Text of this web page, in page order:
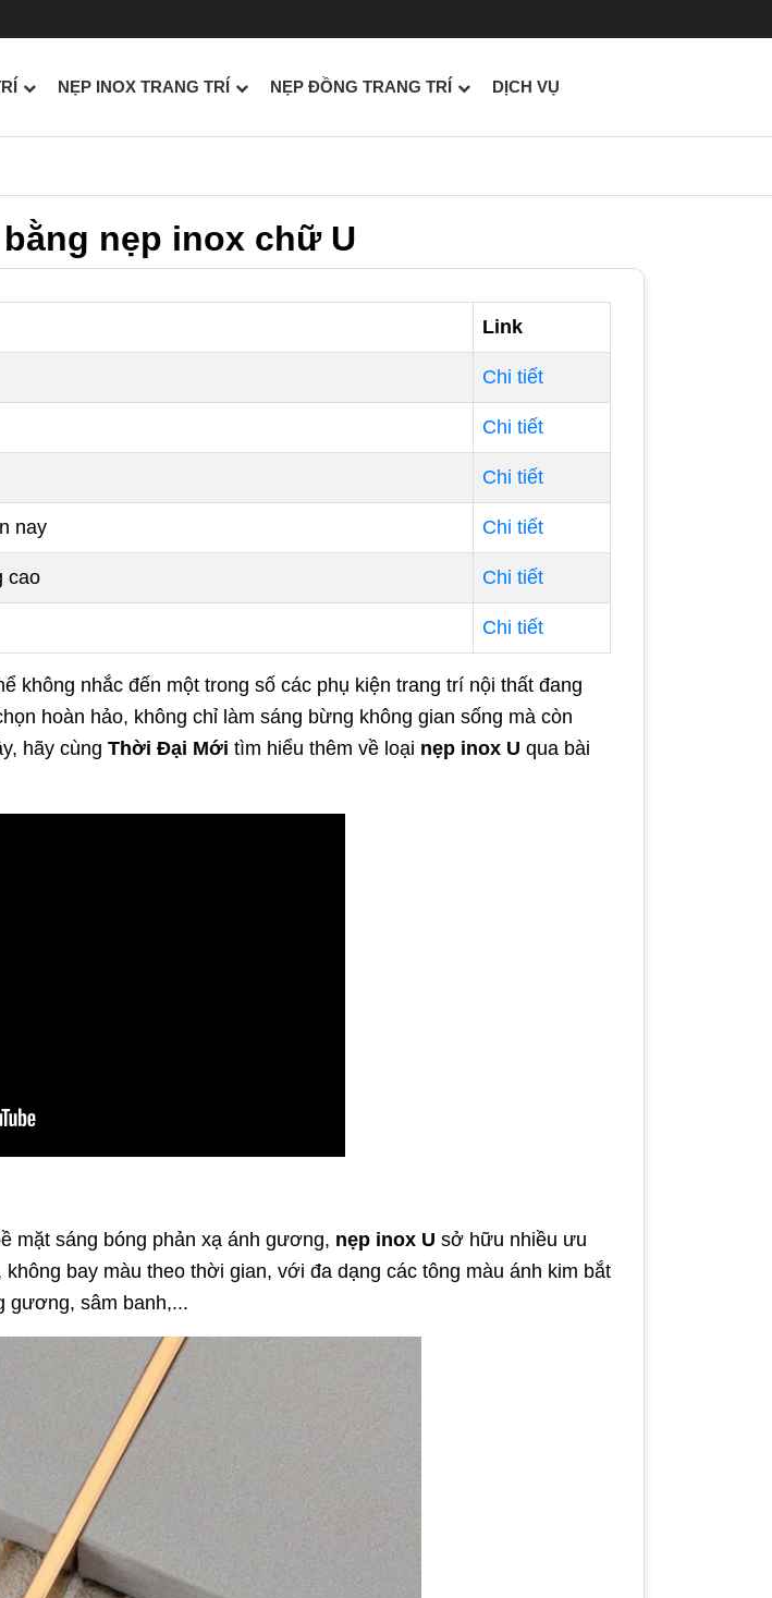
NẸP INOX TRANG TRÍ NẸP ĐỒNG TRANG TRÍ DỊCH VỤ
nẹp inox chữ U
Link
Chi tiết
Chi tiết
Chi tiết
nay Chi tiết
cao Chi tiết
Chi tiết
không nhắc đến một trong số các phụ kiện trang trí nội thất đang
hoàn hảo, không chỉ làm sáng bừng không gian sống mà còn
hãy cùng Thời Đại Mới tìm hiểu thêm về loại nẹp inox U qua bài
mặt sáng bóng phản xạ ánh gương, nẹp inox U sở hữu nhiều ưu
bay màu theo thời gian, với đa dạng các tông màu ánh kim bắt
gương, sâm banh,...